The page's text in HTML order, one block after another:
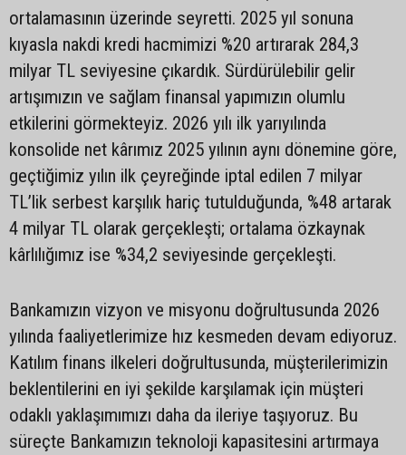
ortalamasının üzerinde seyretti. 2025 yıl sonuna
kıyasla nakdi kredi hacmimizi %20 artırarak 284,3
milyar TL seviyesine çıkardık. Sürdürülebilir gelir
artışımızın ve sağlam finansal yapımızın olumlu
etkilerini görmekteyiz. 2026 yılı ilk yarıyılında
konsolide net kârımız 2025 yılının aynı dönemine göre,
geçtiğimiz yılın ilk çeyreğinde iptal edilen 7 milyar
TL’lik serbest karşılık hariç tutulduğunda, %48 artarak
4 milyar TL olarak gerçekleşti; ortalama özkaynak
kârlılığımız ise %34,2 seviyesinde gerçekleşti.
Bankamızın vizyon ve misyonu doğrultusunda 2026
yılında faaliyetlerimize hız kesmeden devam ediyoruz.
Katılım finans ilkeleri doğrultusunda, müşterilerimizin
beklentilerini en iyi şekilde karşılamak için müşteri
odaklı yaklaşımımızı daha da ileriye taşıyoruz. Bu
süreçte Bankamızın teknoloji kapasitesini artırmaya